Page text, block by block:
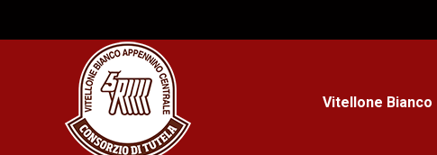
Vitellone Bianco